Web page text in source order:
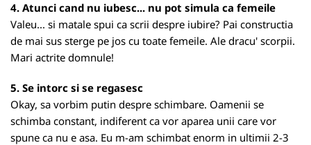
4. Atunci cand nu iubesc... nu pot simula ca femeile
Valeu... si matale spui ca scrii despre iubire? Pai constructia
de mai sus sterge pe jos cu toate femeile. Ale dracu' scorpii.
Mari actrite domnule!
5. Se intorc si se regasesc
Okay, sa vorbim putin despre schimbare. Oamenii se
schimba constant, indiferent ca vor aparea unii care vor
spune ca nu e asa. Eu m-am schimbat enorm in ultimii 2-3